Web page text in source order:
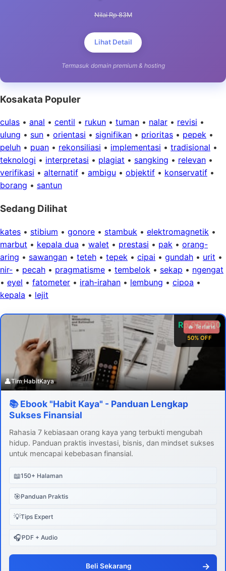
Nilai Rp 83M
Lihat Detail
Termasuk domain premium & hosting
Kosakata Populer
culas • anal • centil • rukun • tuman • nalar • revisi •
ulung • sun • orientasi • signifikan • prioritas • pepek •
peluh • puan • rekonsiliasi • implementasi • tradisional •
teknologi • interpretasi • plagiat • sangking • relevan •
verifikasi • alternatif • ambigu • objektif • konservatif •
borang • santun
Sedang Dilihat
kates • stibium • gonore • stambuk • elektromagnetik •
marbut • kepala dua • walet • prestasi • pak • orang-
aring • sawangan • teteh • tepek • cipai • gundah • urit •
nir- • pecah • pragmatisme • tembelok • sekap • ngengat
• eyel • fatometer • irah-irahan • lembung • cipoa •
kepala • lejit
Rp 99.000
50% OFF
🔥 Terlaris
👤Tim HabitKaya
📚 Ebook "Habit Kaya" - Panduan Lengkap
Sukses Finansial
Rahasia 7 kebiasaan orang kaya yang terbukti mengubah
hidup. Panduan praktis investasi, bisnis, dan mindset sukses
untuk mencapai kebebasan finansial.
📖150+ Halaman
🎯Panduan Praktis
💡Tips Expert
🎧PDF + Audio
Beli Sekarang →